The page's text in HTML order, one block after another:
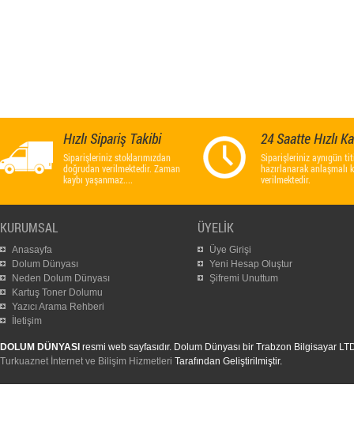
Hızlı Sipariş Takibi
Siparişleriniz stoklarımızdan
doğrudan verilmektedir. Zaman
kaybı yaşanmaz....
24 Saatte Hızlı
Siparişleriniz aynıgün
hazırlanarak anlaşmalı
verilmektedir.
KURUMSAL
Anasayfa
Dolum Dünyası
Neden Dolum Dünyası
Kartuş Toner Dolumu
Yazıcı Arama Rehberi
İletişim
ÜYELİK
Üye Girişi
Yeni Hesap Oluştur
Şifremi Unuttum
DOLUM DÜNYASI resmi web sayfasıdır. Dolum Dünyası bir Trabzon Bilgisayar
Turkuaznet İnternet ve Bilişim Hizmetleri Tarafından Geliştirilmiştir.